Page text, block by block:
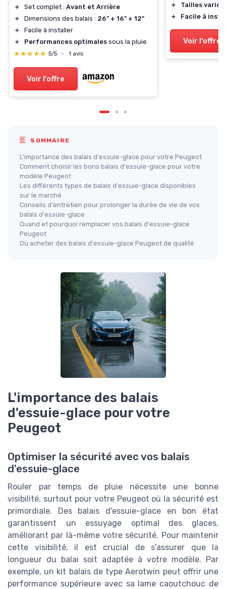
＋
Set complet : Avant et Arrière
＋
Dimensions des balais : 26" + 16" + 12"
＋
Facile à installer
＋
Performances optimales sous la pluie
★★★★★
★★★★★ 5/5 — 1 avis
Voir l'offre
＋
Tailles
＋
Facile à
Voir l'offre
SOMMAIRE
L'importance des balais d'essuie-glace pour votre Peugeot
Comment choisir les bons balais d'essuie-glace pour votre
modèle Peugeot
Les différents types de balais d'essuie-glace disponibles
sur le marché
Conseils d'entretien pour prolonger la durée de vie de vos
balais d'essuie-glace
Quand et pourquoi remplacer vos balais d'essuie-glace
Peugeot
Où acheter des balais d'essuie-glace Peugeot de qualité
L'importance des balais
d'essuie-glace pour votre
Peugeot
Optimiser la sécurité avec vos balais
d'essuie-glace
Rouler par temps de pluie nécessite une bonne
visibilité, surtout pour votre Peugeot où la sécurité est
primordiale. Des balais d'essuie-glace en bon état
garantissent un essuyage optimal des glaces,
améliorant par là-même votre sécurité. Pour maintenir
cette visibilité, il est crucial de s'assurer que la
longueur du balai soit adaptée à votre modèle. Par
exemple, un kit balais de type Aerotwin peut offrir une
performance supérieure avec sa lame caoutchouc de